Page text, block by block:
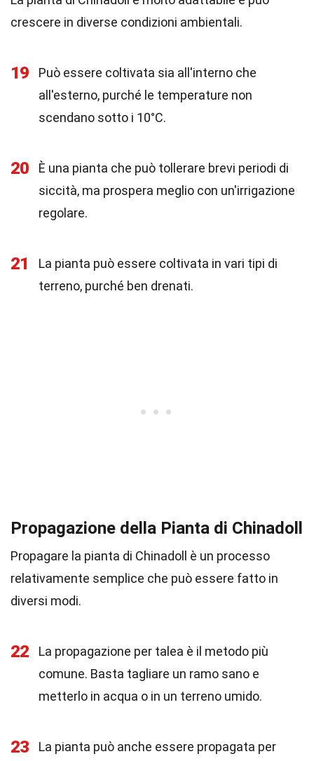
crescere in diverse condizioni ambientali.
19
Può essere coltivata sia all'interno che
all'esterno, purché le temperature non
scendano sotto i 10°C.
20
È una pianta che può tollerare brevi periodi di
siccità, ma prospera meglio con un'irrigazione
regolare.
21
La pianta può essere coltivata in vari tipi di
terreno, purché ben drenati.
Propagazione della Pianta di Chinadoll
Propagare la pianta di Chinadoll è un processo
relativamente semplice che può essere fatto in
diversi modi.
22
La propagazione per talea è il metodo più
comune. Basta tagliare un ramo sano e
metterlo in acqua o in un terreno umido.
23
La pianta può anche essere propagata per